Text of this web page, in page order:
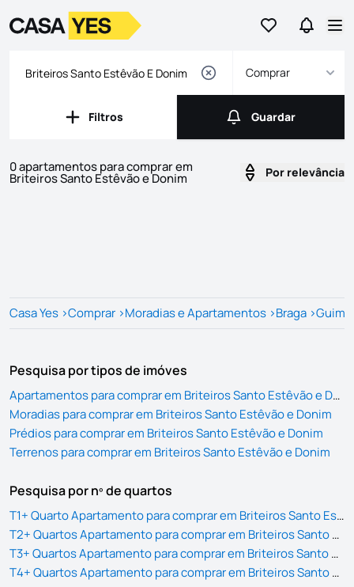
Ir para osIr para
LogoIr para a homepage
Comprar
Filtros
Filtros Guardar
Guardar
0 apartamentos para comprar em
Briteiros Santo Estêvão e Donim Por relevância
Casa Yes >Comprar >Moradias e Apartamentos >Braga >
Pesquisa por tipos de imóves
Apartamentos para comprar em Briteiros Santo Estêvão e Donim
Moradias para comprar em Briteiros Santo Estêvão e Donim
Prédios para comprar em Briteiros Santo Estêvão e Donim
Terrenos para comprar em Briteiros Santo Estêvão e Donim
Pesquisa por nº de quartos
T1+ Quarto Apartamento para comprar em Briteiros Santo Estêvão e Donim
T2+ Quartos Apartamento para comprar em Briteiros Santo Estêvão e Donim
T3+ Quartos Apartamento para comprar em Briteiros Santo Estêvão e Donim
T4+ Quartos Apartamento para comprar em Briteiros Santo Estêvão e Donim